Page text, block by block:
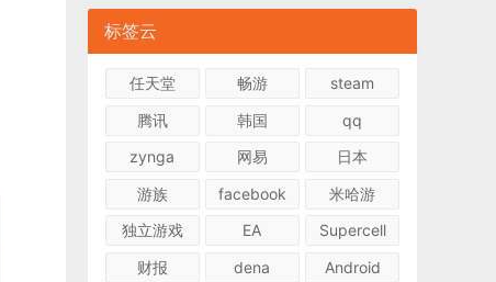
标签云
任天堂 畅游
steam
腾讯
韩国
qq
zynga
网易
日本
游族
facebook
米哈游
独立游戏
EA
Supercell
财报
dena
Android